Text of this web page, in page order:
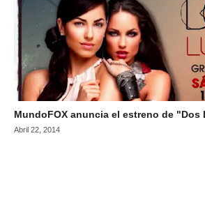
MundoFOX anuncia el estreno de "Dos
Abril 22, 2014